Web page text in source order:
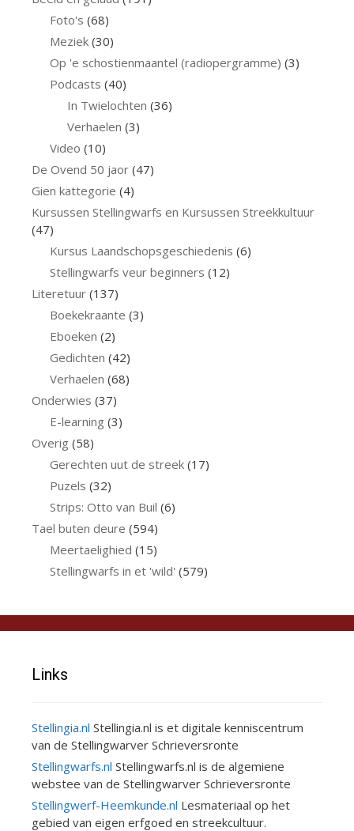
Foto's (68)
Meziek(30)
Op 'e schostienmaantel (radiopergramme) (3)
Podcasts (40)
In Twielochten (36)
Verhaelen (3)
Video (10)
De Ovend 50 jaor (47)
Gien kattegorie (4)
Kursussen Stellingwarfs en Kursussen Streekkultuur
(47)
Kursus Laandschopsgeschiedenis (6)
Stellingwarfs veur beginners (12)
Literetuur (137)
Boekekraante (3)
Eboeken (2)
Gedichten (42)
Verhaelen (68)
Onderwies (37)
E-learning (3)
Overig (58)
Gerechten uut de streek(17)
Puzels (32)
Strips: Otto van Buil (6)
Tael buten deure (594)
Meertaelighied (15)
Stellingwarfs in et 'wild' (579)
Links
Stellingia.nl Stellingia.nl is et digitale kenniscentrum
van de Stellingwarver Schrieversronte
Stellingwarfs.nl Stellingwarfs.nl is de algemiene
webstee van de Stellingwarver Schrieversronte
Stellingwerf-Heemkunde.nl Lesmateriaal op het
gebied van eigen erfgoed en streekcultuur.